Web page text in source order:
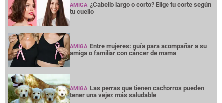
AMIGA ¿Cabello largo o corto? Elige tu corte según
tu cuello
AMIGA Entre mujeres: guía para acompañar a su
amiga o familiar con cáncer de mama
AMIGA Las perras que tienen cachorros pueden
tener una vejez más saludable